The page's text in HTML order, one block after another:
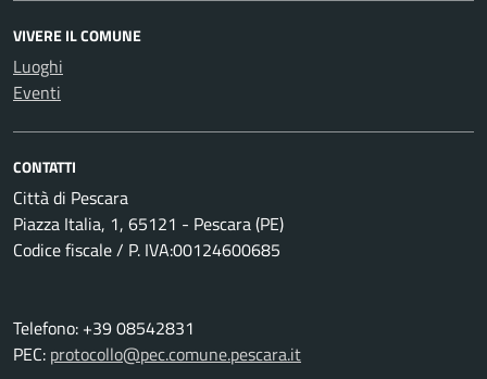
VIVERE IL COMUNE
Luoghi
Eventi
CONTATTI
Città di Pescara
Piazza Italia, 1, 65121 - Pescara (PE)
Codice fiscale / P. IVA:00124600685
Telefono: +39 08542831
PEC: protocollo@pec.comune.pescara.it